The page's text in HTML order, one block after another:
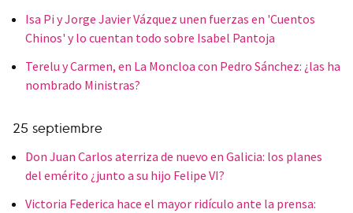
Isa Pi y Jorge Javier Vázquez unen fuerzas en 'Cuentos
Chinos' y lo cuentan todo sobre Isabel Pantoja
Terelu y Carmen, en La Moncloa con Pedro Sánchez: ¿las ha
nombrado Ministras?
25 septiembre
Don Juan Carlos aterriza de nuevo en Galicia: los planes
del emérito ¿junto a su hijo Felipe VI?
Victoria Federica hace el mayor ridículo ante la prensa: